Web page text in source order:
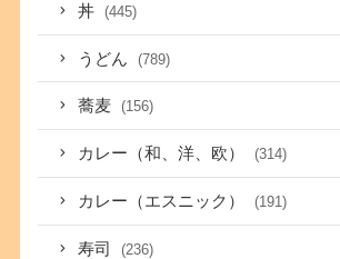
丼 (445)
うどん (789)
蕎麦 (156)
カレー（和、洋、欧） (314)
カレー（エスニック） (191)
寿司 (236)